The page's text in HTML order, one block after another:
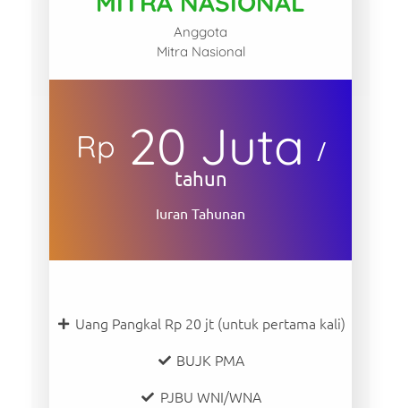
Anggota
Mitra Nasional
Rp 20 Juta
/
tahun
Iuran Tahunan
Uang Pangkal Rp 20 jt (untuk pertama kali)
BUJK PMA
PJBU WNI/WNA